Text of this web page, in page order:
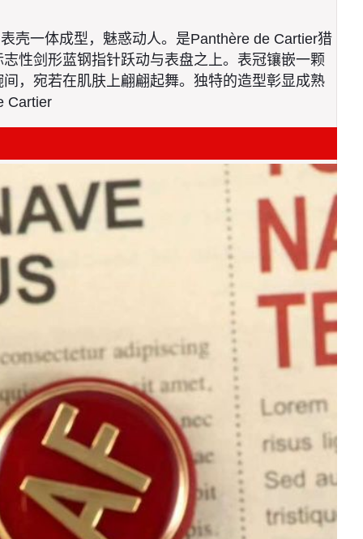
壳一体成型，魅惑动人。是Panthère de Cartier猎
性剑形蓝钢指针跃动与表盘之上。表冠镶嵌一颗
，宛若在肌肤上翩翩起舞。独特的造型彰显成熟
Cartier